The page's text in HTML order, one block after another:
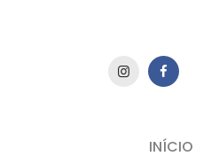
INÍCIO